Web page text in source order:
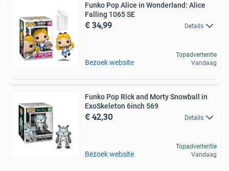
Funko Pop Alice in Wonderland: Alice
Falling 1065 SE
€ 34,99 Details
Bezoek website
Topadvertentie
Vandaag
Funko Pop Rick and Morty Snowball in
ExoSkeleton 6inch 569
€ 42,30 Details
Bezoek website
Topadvertentie
Vandaag